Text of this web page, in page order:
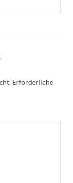
Erforderliche